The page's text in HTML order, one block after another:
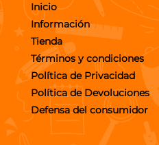
Inicio
Información
Tienda
Términos y condiciones
Política de Privacidad
Política de Devoluciones
Defensa del consumidor